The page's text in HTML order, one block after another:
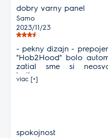
dobry varny panel
Samo
2023/11/23
- pekny dizajn -
"Hob2Hood" bolo
zatial sme si
boilsense
viac [+]
spokojnost